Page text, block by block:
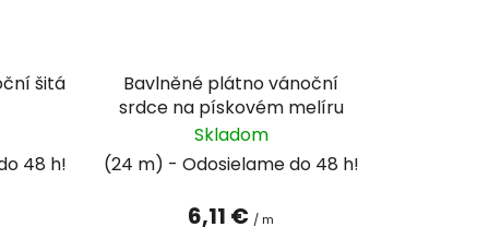
šitá
Bavlněné plátno vánoční
srdce na pískovém melíru
Skladom
(24 m)
6,11 € / m